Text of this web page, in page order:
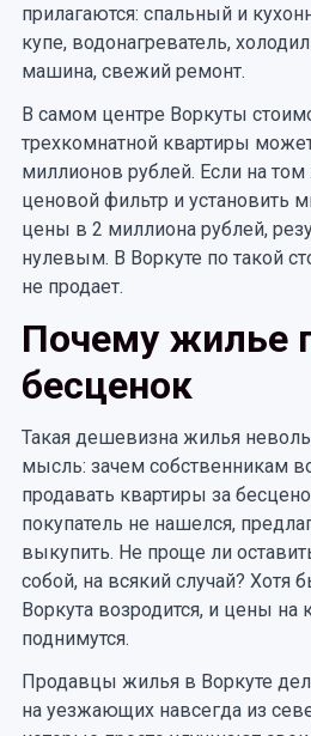
прилагаются: спальный и
купе, водонагреватель,
машина, свежий ремонт.
В самом центре Воркуты
трехкомнатной квартиры
миллионов рублей. Если на
ценовой фильтр и установить
цены в 2 миллиона рублей,
нулевым. В Воркуте по такой
не продает.
Почему жилье
бесценок
Такая дешевизна жилья
мысль: зачем собственникам
продавать квартиры за
покупатель не нашелся,
выкупить. Не проще ли
собой, на всякий случай? Хотя
Воркута возродится, и цены на
поднимутся.
Продавцы жилья в Воркуте
на уезжающих навсегда из